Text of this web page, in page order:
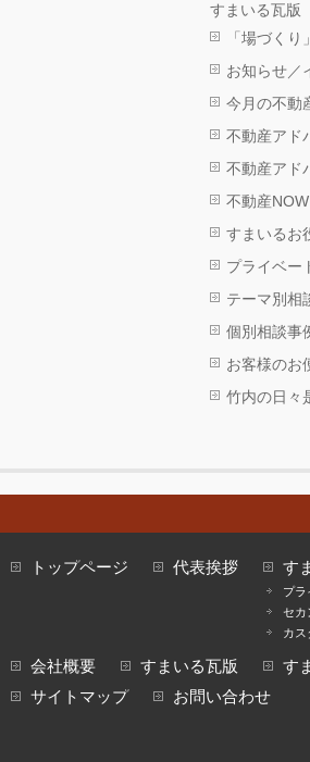
すまいる瓦版
「場づくり
お知らせ／
今月の不動
不動産アド
不動産アド
不動産NOW
すまいるお
プライベー
テーマ別相
個別相談事
お客様のお
竹内の日々
トップページ 代表挨拶 す
プラ
セカ
カス
会社概要 すまいる瓦版 す
サイトマップ
お問い合わせ